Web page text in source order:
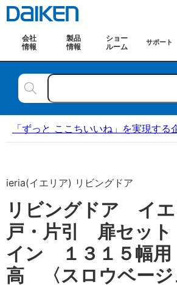
会社
情報
製品
情報
ショー
ルーム
サポート
「ずっと ここちいいね」を実現す
ieria(イエリア) リビングドア
リビングドア イ
戸・片引 扉セッ
イン １３１５幅
高 〈スロウベー